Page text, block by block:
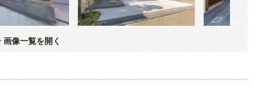
画像一覧を開く